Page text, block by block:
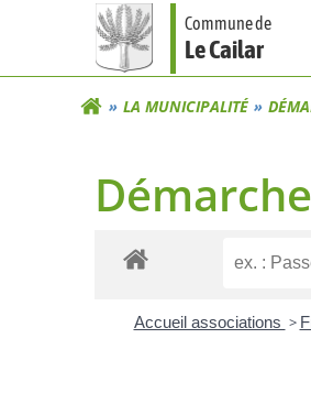
Commune de
Le Cailar
LA MUNICIPALITÉ
Accueil associations >